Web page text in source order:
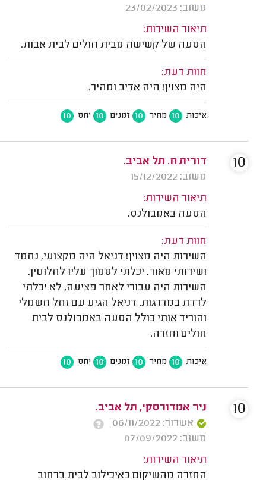
משוב: 23/02/2023
תיאור השירות:
הסעה של קשישה מבית חולים לבית אבות.
חוות דעת:
היה מצוין! היה אדיב ומהיר.
איכות 10 מחיר 10 זמנים 10 יחס 10
דורית ח. תל אביב.
משוב: 15/12/2022
תיאור השירות:
הסעה באמבולנס.
חוות דעת:
השירות היה מצוין! דניאל היה מקצועי, נחמד
ושירותי מאוד. יכלתי לסמוך עליו לחלוטין.
השירות היה עבורי לאחר פציעה, לא יכלתי
לרדת במדרגות. דניאל הגיע עם זחל חשמלי
והוריד אותי כולל הסעה באמבולנס לבית
חולים וחזרה.
איכות 10 מחיר 10 זמנים 10 יחס 10
10
ניר אמדורסקי, תל אביב.
אשרור: 06/11/2022
משוב: 07/09/2022
תיאור השירות:
החזרה מהשיקום באיכילוב לבית ברחוב
10